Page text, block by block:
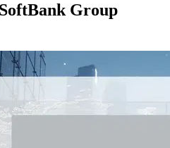
Group